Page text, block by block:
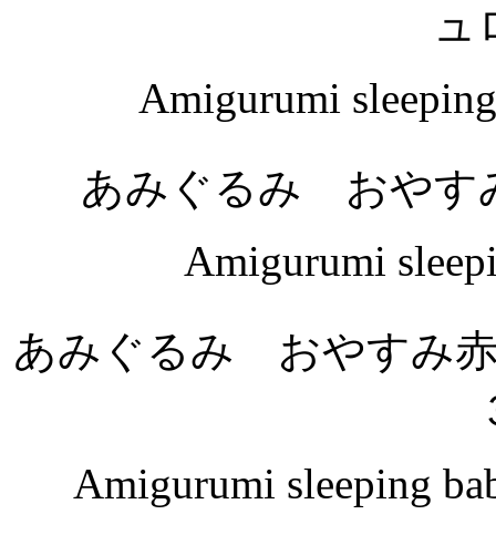
ュ
Amigurumi
あみぐるみ おやす
Amigurumi
あみぐるみ おやすみ
Amigurumi sleeping